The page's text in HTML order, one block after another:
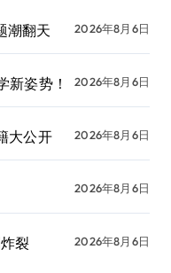
潮翻天 2026年8月6日
新姿势！ 2026年8月6日
大公开 2026年8月6日
2026年8月6日
裂 2026年8月6日